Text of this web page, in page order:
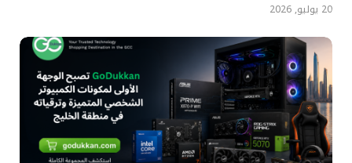
20 يوليو, 2026